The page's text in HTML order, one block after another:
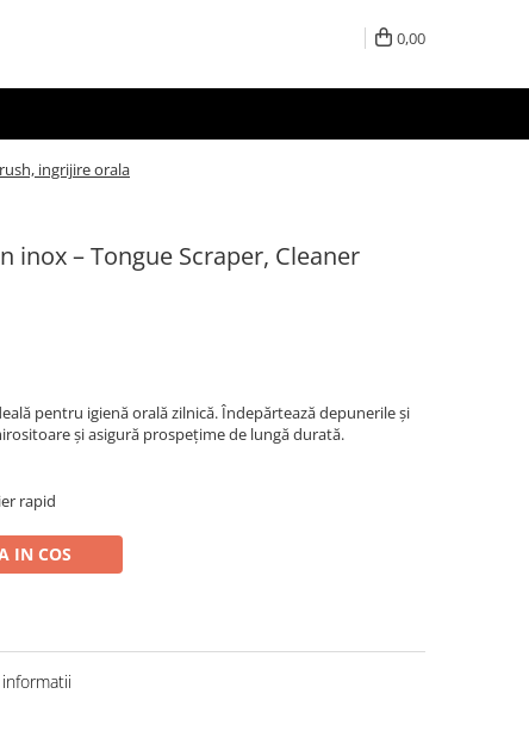
0,00
ingrijire orala
inox – Tongue Scraper, Cleaner
pentru igienă orală zilnică. Îndepărtează depunerile și
și asigură prospețime de lungă durată.
rapid
IN COS